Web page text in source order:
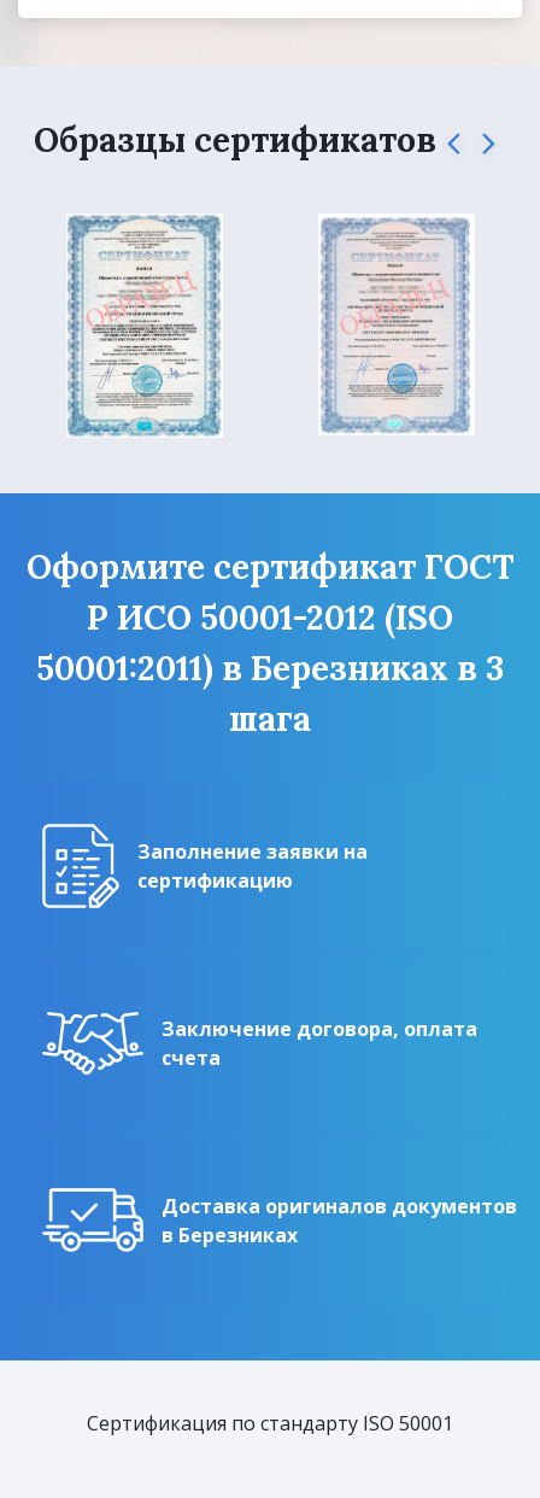
Образцы сертификатов
Оформите сертификат ГОСТ
Р ИСО 50001-2012 (ISO
50001:2011) в Березниках в 3
шага
Заполнение заявки на
сертификацию
Заключение договора, оплата
счета
Доставка оригиналов документов
в Березниках
Сертификация по стандарту ISO 50001